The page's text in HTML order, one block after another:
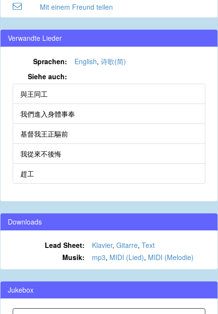
Mit einem Freund teilen
Verwandte Lieder
Sprachen: English, 诗歌(简)
Siehe auch:
與王同工
我們進入身體事奉
基督我王正驅前
我從來不後悔
趕工
Downloads
Lead Sheet: Klavier, Gitarre, Text
Musik:
mp3, MIDI (Lied), MIDI (Melodie)
Jukebox